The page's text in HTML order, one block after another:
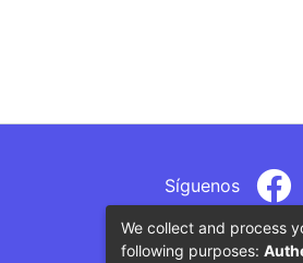
Síguenos
We collect and process
following purposes: